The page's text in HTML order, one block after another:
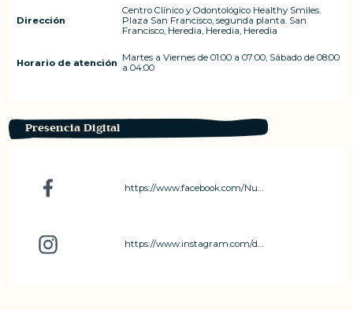
Dirección
Centro Clínico y Odontológico Healthy Smiles.
Plaza San Francisco, segunda planta. San
Francisco, Heredia, Heredia, Heredia
Horario de atención Martes a Viernes de 01:00 a 07:00, Sábado de 08:00
a 04:00
Presencia Digital
https://www.instagram.com/dra.kris.abdallah.nutri/